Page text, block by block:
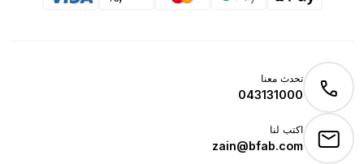
تحدث معنا
043131000
اكتب لنا
zain@bfab.com